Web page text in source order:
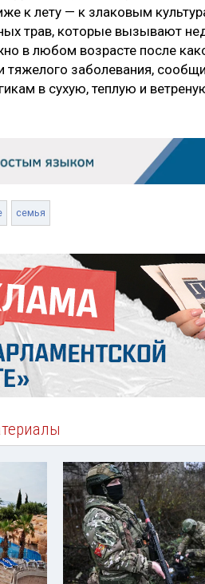
к лету — к злаковым
трав, которые вызывают
в любом возрасте после
тяжелого заболевания,
в сухую, теплую и
семья